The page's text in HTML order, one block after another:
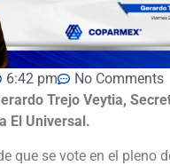
6:42 pm
No Comments
Trejo Veytia,
El Universal.
que se vote en el pleno